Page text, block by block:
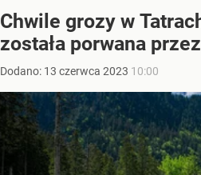
Chwile grozy w
została porwana
Dodano: 13 czerwca 2023 10:00